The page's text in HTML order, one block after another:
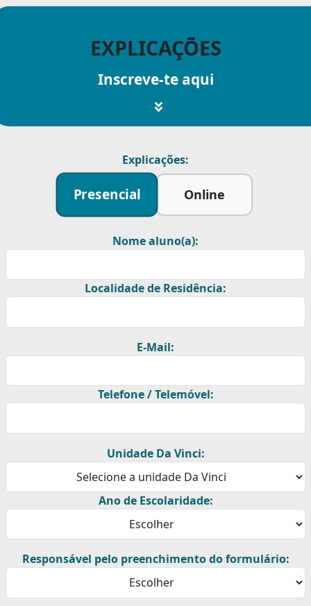
EXPLICAÇÕES
Inscreve-te aqui
Explicações:
Presencial Online
Nome aluno(a):
Localidade de Residência:
E-Mail:
Telefone / Telemóvel:
Unidade Da Vinci:
Ano de Escolaridade:
Responsável pelo preenchimento do formulário: